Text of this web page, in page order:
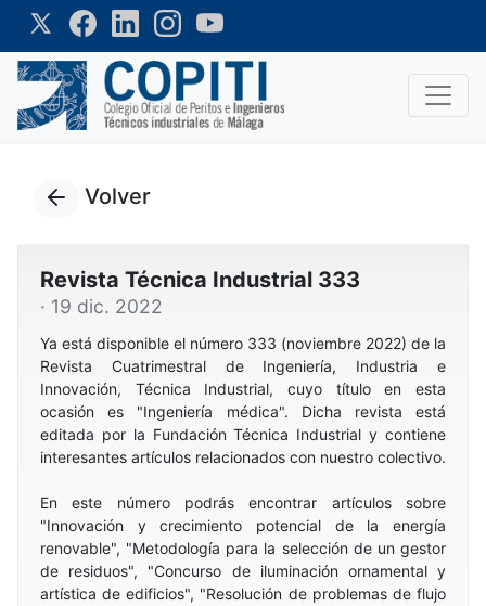
Volver
Revista Técnica Industrial 333
· 19 dic. 2022
Ya está disponible el número 333 (noviembre 2022) de la
Revista Cuatrimestral de Ingeniería, Industria e
Innovación, Técnica Industrial, cuyo título en esta
ocasión es "Ingeniería médica". Dicha revista está
editada por la Fundación Técnica Industrial y contiene
interesantes artículos relacionados con nuestro colectivo.
En este número podrás encontrar artículos sobre
"Innovación y crecimiento potencial de la energía
renovable", "Metodología para la selección de un gestor
de residuos", "Concurso de iluminación ornamental y
artística de edificios", "Resolución de problemas de flujo